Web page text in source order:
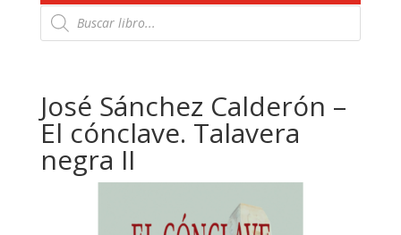
Búsqueda
de
productos
José Sánchez Calderón –
El cónclave. Talavera
negra II